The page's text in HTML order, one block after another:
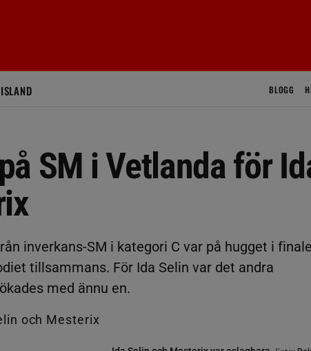
ISLAND BLOGG
SM i Vetlanda för
inverkans-SM i kategori C var på hugget i
tillsammans. För Ida Selin var det andra
med ännu en.